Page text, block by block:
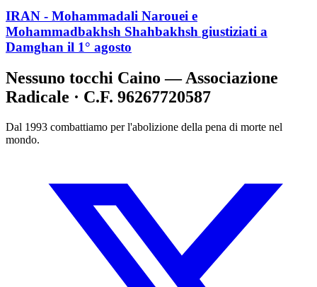
IRAN - Mohammadali Narouei e
Mohammadbakhsh Shahbakhsh giustiziati a
Damghan il 1° agosto
Nessuno tocchi Caino — Associazione
Radicale · C.F. 96267720587
Dal 1993 combattiamo per l'abolizione della pena di morte nel
mondo.